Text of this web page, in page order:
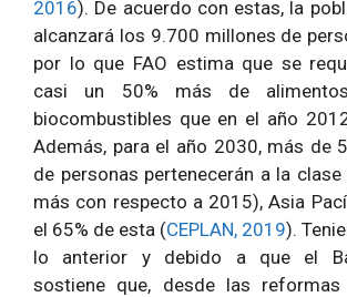
2016). De acuerdo con estas, la
alcanzará los 9.700 millones de
por lo que FAO estima que se
casi un 50% más de
biocombustibles que en el año
Además, para el año 2030, más de
de personas pertenecerán a la clase
más con respecto a 2015), Asia
el 65% de esta (CEPLAN, 2019).
lo anterior y debido a que el
sostiene que, desde las